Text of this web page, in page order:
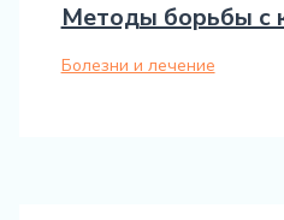
Методы борьбы с
Болезни и лечение